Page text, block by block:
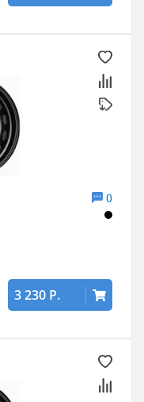
0
3 230 Р.